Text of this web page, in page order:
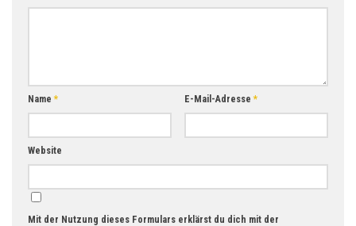
Name* E-Mail-Adresse*
Website
Mit der Nutzung dieses Formulars erklärst du dich mit der